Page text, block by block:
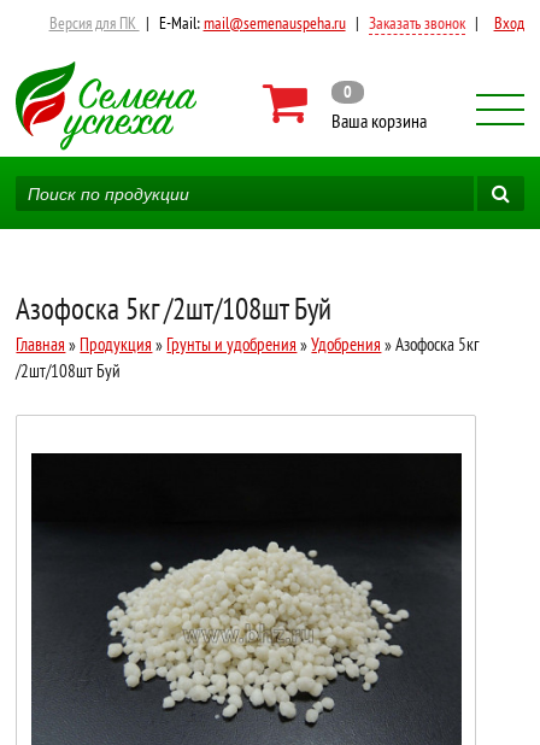
Версия для ПК | E-Mail:mail@semenauspeha.ru | Заказать звонок | Вход
0
Ваша корзина
Азофоска 5кг /2шт/108шт Буй
Главная » Продукция » Грунты и удобрения »Удобрения » Азофоска 5кг
/2шт/108шт Буй